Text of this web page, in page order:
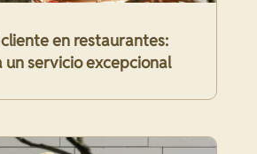
en restaurantes:
un servicio excepcional